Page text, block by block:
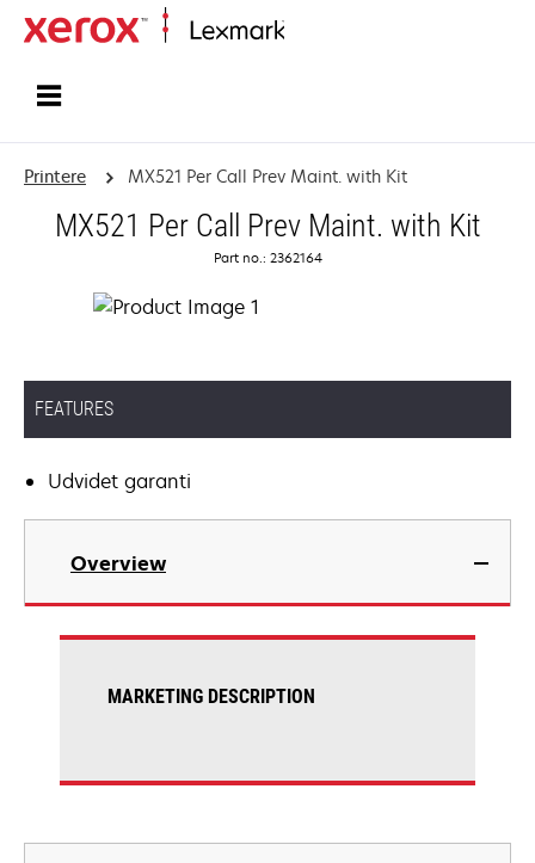
Printere MX521 Per Call Prev Maint. with Kit
MX521 Per Call Prev Maint. with Kit
Part no.: 2362164
FEATURES
Udvidet garanti
Overview
MARKETING DESCRIPTION